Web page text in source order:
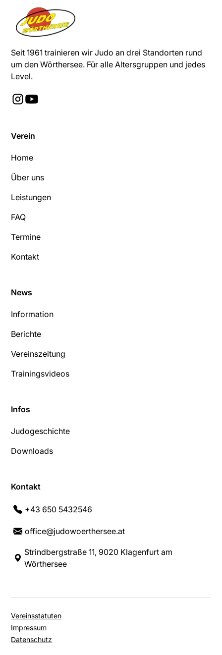
Seit 1961 trainieren wir Judo an drei Standorten rund
um den Wörthersee. Für alle Altersgruppen und jedes
Level.
Verein
Home
Über uns
Leistungen
FAQ
Termine
Kontakt
News
Information
Berichte
Vereinszeitung
Trainingsvideos
Infos
Judogeschichte
Downloads
Kontakt
+43 650 5432546
office@judowoerthersee.at
Strindbergstraße 11, 9020 Klagenfurt am
Wörthersee
Vereinsstatuten
Impressum
Datenschutz